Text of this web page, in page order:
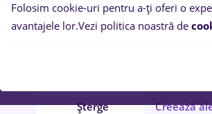
Filtre
Șterge Creează
Folosim cookie-uri pentru a-ți oferi o
avantajele lor.Vezi politica noastră de